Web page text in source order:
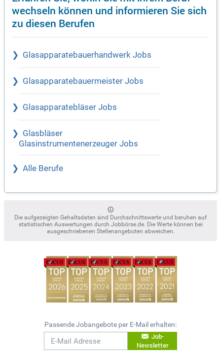
wechseln können und informieren Sie sich
zu diesen Berufen
Glasapparatebauerhandwerk Jobs
Glasapparatebauermeister Jobs
Glasapparatebläser Jobs
Glasbläser
Glasinstrumentenerzeuger Jobs
Alle Berufe
Die aufgezeigten Gehaltsdaten sind Durchschnittswerte und beruhen auf
statistischen Auswertungen durch Jobbörse.de. Die Werte können bei
ausgeschriebenen Stellenangeboten abweichen.
Passende Jobangebote per E-Mail erhalten:
Job-
Newsletter